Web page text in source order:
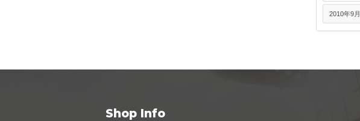
2010年9月
Shop Info